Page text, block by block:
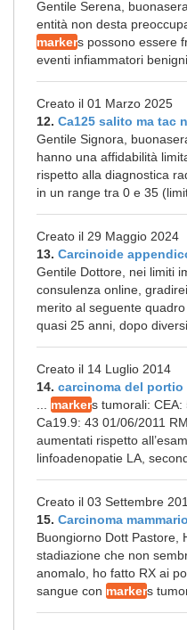
Gentile Serena,
entità non desta
markers possono essere
eventi infiammatori
Creato il 01 Marzo 2025
12. Ca125 salito ma tac
Gentile Signora,
hanno una affidabilità
rispetto alla diagnostica
in un range tra 0 e 35
Creato il 29 Maggio 2024
13. Carcinoide
Gentile Dottore, nei limiti
consulenza online,
merito al seguente
quasi 25 anni, dopo diversi
Creato il 14 Luglio 2014
14. carcinoma del portio
markers tumorali: CEA:
Ca19.9: 43 01/06/2011
aumentati rispetto
linfoadenopatie LA,
Creato il 03 Settembre
15. Carcinoma mammario
Buongiorno Dott Pastore,
stadiazione che non
anomalo, ho fatto RX ai
sangue con markers